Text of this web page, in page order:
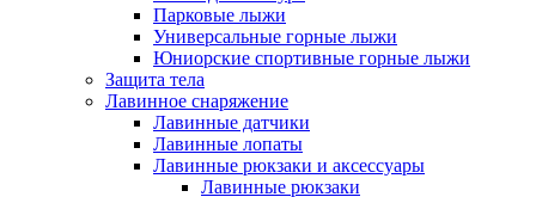
Парковые лыжи
Универсальные горные лыжи
Юниорские спортивные горные лыжи
Защита тела
Лавинное снаряжение
Лавинные датчики
Лавинные лопаты
Лавинные рюкзаки и аксессуары
Лавинные рюкзаки